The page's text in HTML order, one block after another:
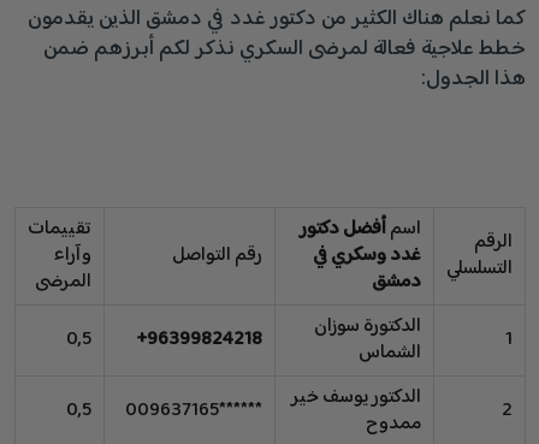
كما نعلم هناك الكثير من دكتور غدد في دمشق الذين يقدمون
خطط علاجية فعالة لمرضى السكري نذكر لكم أبرزهم ضمن
هذا الجدول:
الرقم
التسلسلي
اسمأفضل دكتور
غدد وسكري في
دمشق
رقم التواصل
تقييمات
وآراء
المرضى
1
الدكتورة سوزان
الشماس
96399824218+
0,5
2
الدكتور يوسف خير
ممدوح
******009637165
0,5